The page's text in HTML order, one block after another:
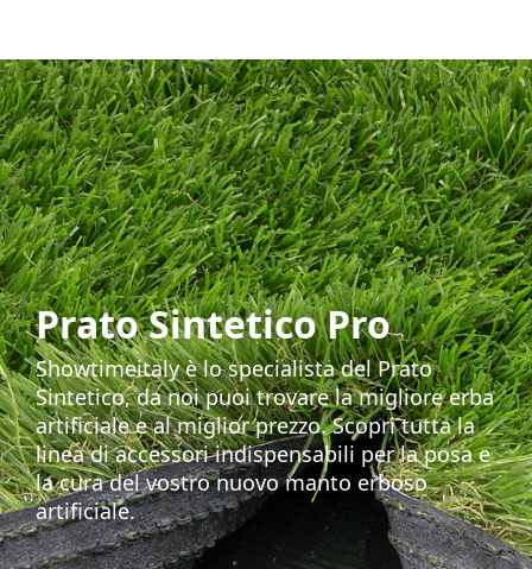
Prato Sintetico Pro
Showtimeitaly è lo specialista del Prato
Sintetico, da noi puoi trovare la migliore erba
artificiale e al miglior prezzo. Scopri tutta la
linea di accessori indispensabili per la posa e
la cura del vostro nuovo manto erboso
artificiale.